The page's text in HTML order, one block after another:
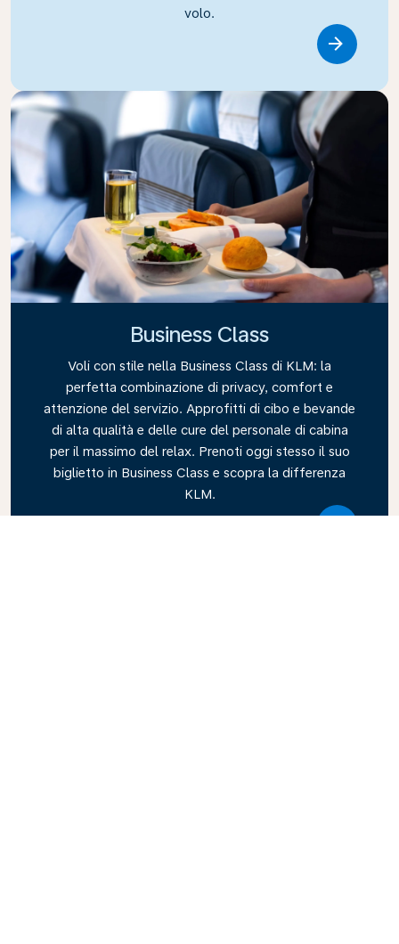
volo.
Business Class
Voli con stile nella Business Class di KLM: la
perfetta combinazione di privacy, comfort e
attenzione del servizio. Approfitti di cibo e bevande
di alta qualità e delle cure del personale di cabina
per il massimo del relax. Prenoti oggi stesso il suo
biglietto in Business Class e scopra la differenza
KLM.